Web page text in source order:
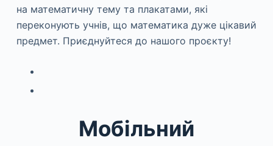
на математичну тему та плакатами, які
переконують учнів, що математика дуже цікавий
предмет. Приєднуйтеся до нашого проєкту!
Мобільний